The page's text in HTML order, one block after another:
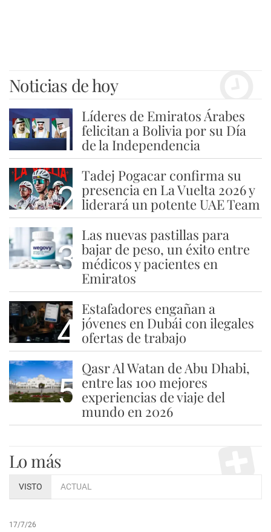
Noticias de hoy
1
Líderes de Emiratos Árabes
felicitan a Bolivia por su Día
de la Independencia
2
Tadej Pogacar confirma su
presencia en La Vuelta 2026 y
liderará un potente UAE Team
3
Las nuevas pastillas para
bajar de peso, un éxito entre
médicos y pacientes en
Emiratos
4
Estafadores engañan a
jóvenes en Dubái con ilegales
ofertas de trabajo
5
Qasr Al Watan de Abu Dhabi,
entre las 100 mejores
experiencias de viaje del
mundo en 2026
Lo más
VISTO ACTUAL
17/7/26